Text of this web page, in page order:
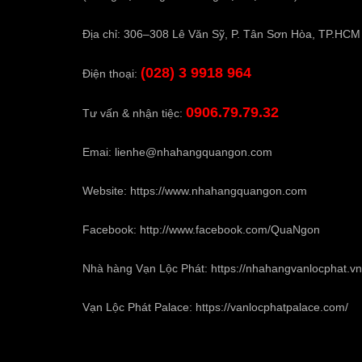
Địa chỉ: 306–308 Lê Văn Sỹ, P. Tân Sơn Hòa, TP.HCM
Điện thoại: (028) 3 9918 964
Tư vấn & nhận tiệc: 0906.79.79.32
Emai: lienhe@nhahangquangon.com
Website: https://www.nhahangquangon.com
Facebook: http://www.facebook.com/QuaNgon
Nhà hàng Vạn Lộc Phát: https://
Vạn Lộc Phát Palace: https://vanlocphatpalace.com/